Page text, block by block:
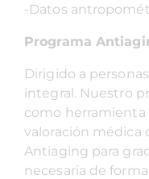
-Datos
Programa
Dirigido a
integral. Nuestro
como herramienta
valoración
Antiaging para
necesaria de